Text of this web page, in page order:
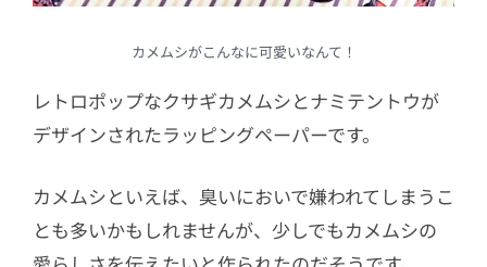
カメムシがこんなに可愛いなんて！
レトロポップなクサギカメムシとナミテントウが
デザインされたラッピングペーパーです。
カメムシといえば、臭いにおいで嫌われてしまうこ
とも多いかもしれませんが、少しでもカメムシの